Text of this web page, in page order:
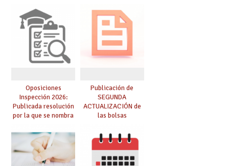
Oposiciones
Inspección 2026:
Publicada resolución
por la que se nombra
prácticas, se regulan
dichas prácticas y se
convoca acto público
de adjudicación
Publicación de
SEGUNDA
ACTUALIZACIÓN de
las bolsas
Cuerpo de Maestros
de especialidades
convocadas a
oposición